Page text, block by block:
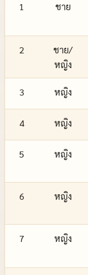
1 ชาย
2
ชาย/
หญิง
3 หญิง
4 หญิง
5 หญิง
6 หญิง
7 หญิง